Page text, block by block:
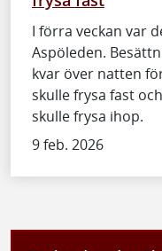
I förra veckan var
Aspöleden.
kvar över natten
skulle frysa fast
skulle frysa ihop.
9 feb. 2026